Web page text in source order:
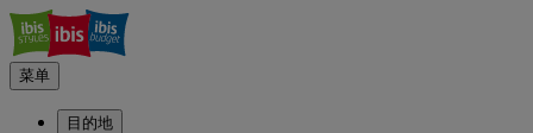
菜单
目的地